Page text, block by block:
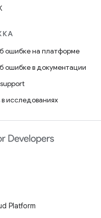
ошибке на платформе
ошибке в документации
в исследованиях
Platform